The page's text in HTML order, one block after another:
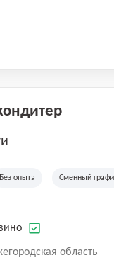
Без опыта Сменный
область